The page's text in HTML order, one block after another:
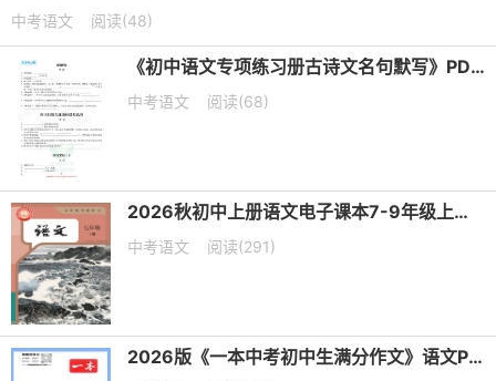
中考语文 阅读(48)
《初中语文专项练习册古诗文名句默写》PDF电子版下载
中考语文 阅读(68)
2026秋初中上册语文电子课本7-9年级上册（高清可下载）
中考语文 阅读(291)
2026版《一本中考初中生满分作文》语文PDF电子版下载